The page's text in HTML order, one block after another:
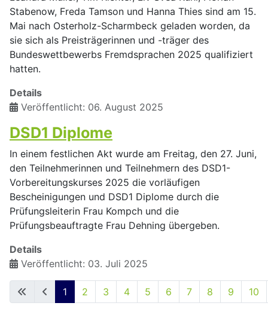
Stabenow, Freda Tamson und Hanna Thies sind am 15.
Mai nach Osterholz-Scharmbeck geladen worden, da
sie sich als Preisträgerinnen und -träger des
Bundeswettbewerbs Fremdsprachen 2025 qualifiziert
hatten.
Details
Veröffentlicht: 06. August 2025
DSD1 Diplome
In einem festlichen Akt wurde am Freitag, den 27. Juni,
den Teilnehmerinnen und Teilnehmern des DSD1-
Vorbereitungskurses 2025 die vorläufigen
Bescheinigungen und DSD1 Diplome durch die
Prüfungsleiterin Frau Kompch und die
Prüfungsbeauftragte Frau Dehning übergeben.
Details
Veröffentlicht: 03. Juli 2025
Seite 1 von 15
1 2 3 4 5 6 7 8 9 10